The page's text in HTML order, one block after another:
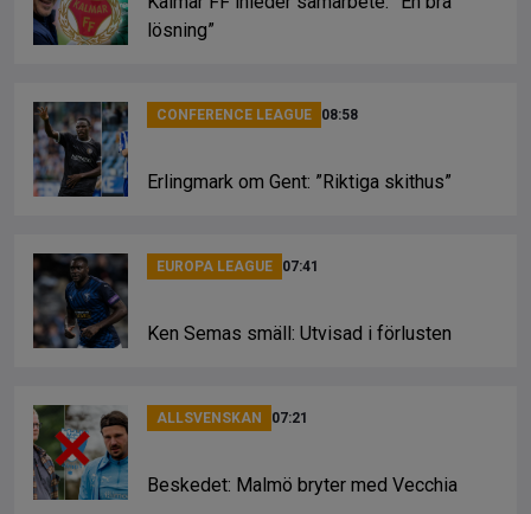
lösning”
CONFERENCE LEAGUE 08:58
Erlingmark om Gent: ”Riktiga skithus”
EUROPA LEAGUE 07:41
Ken Semas smäll: Utvisad i förlusten
ALLSVENSKAN 07:21
Beskedet: Malmö bryter med Vecchia